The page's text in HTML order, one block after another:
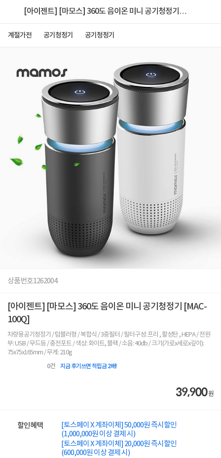
[아이젠트] [마모스] 360도 음이온 미니 공기청정기
계절가전 공기청정기 공기청정기
상품번호1262004
[아이젠트] [마모스] 360도 음이온 미니 공기청정기 [MAC-
100Q]
차량용공기청정기 / 텀블러형 / 복합식 / 3중필터 / 필터구성: 프리 , 활성탄 , HEPA / 전원
부: USB / 무드등 / 충전포트 / 색상: 화이트, 블랙 / 소음: 40db / 크기(가로x세로x깊이):
75x75x165mm / 무게: 210g
0건 지금 후기쓰면 적립금 2배!
39,900원
할인혜택
[토스페이 X 계좌이체] 50,000원 즉시할인
(1,000,000원 이상 결제 시)
[토스페이 X 계좌이체] 20,000원 즉시할인
(600,000원 이상 결제 시)